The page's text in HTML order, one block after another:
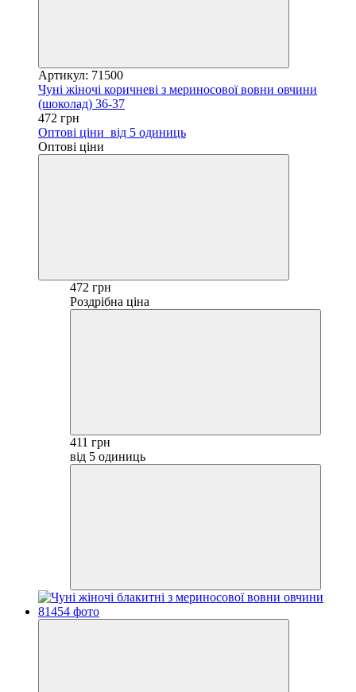
Артикул: 71500
Чуні жіночі коричневі з мериносової вовни овчини
(шоколад) 36-37
472 грн
Оптові ціни від 5 одиниць
Оптові ціни
472 грн
Роздрібна ціна
411 грн
від 5 одиниць